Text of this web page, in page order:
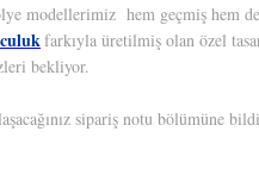
modellerimiz hem geçmiş
farkıyla üretilmiş olan özel
bekliyor.
sipariş notu bölümüne